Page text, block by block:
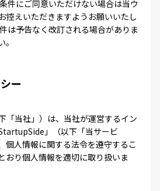
件にご同意いただけない場合は当ウ
控えいただきますようお願いいたし
は予告なく改訂される場合がありま
ー
「当社」）は、当社が運営するイン
」（以下「当サービ
個人情報に関する法令を遵守するこ
おり個人情報を適切に取り扱いま